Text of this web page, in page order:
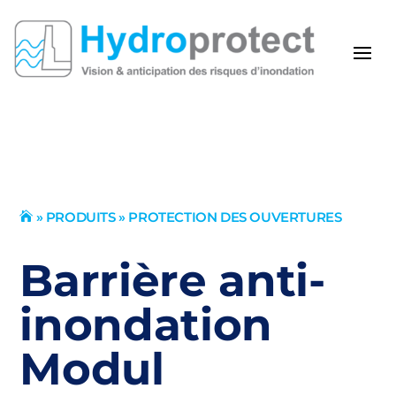
 » PRODUITS» PROTECTION DES OUVERTURES
Barrière anti-
inondation
Modul